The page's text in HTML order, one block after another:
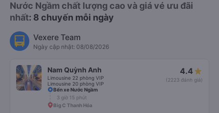
Nước Ngầm chất lượng cao và giá vé ưu đãi
nhất: 8 chuyến mỗi ngày
Vexere Team
Ngày cập nhật: 08/08/2026
Nam Quỳnh Anh
Limousine 22 phòng VIP
Limousine 20 phòng VIP
4.4
(2223 đánh giá)
Bến xe Nước Ngầm
3 giờ 15 phút
Big C Thanh Hóa